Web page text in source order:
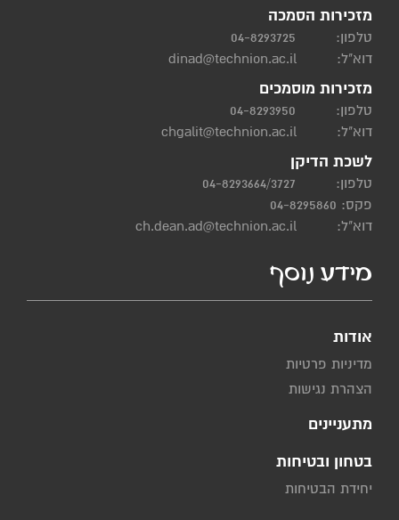
מזכירות הסמכה
טלפון:
04-8293725
דוא"ל:
dinad@technion.ac.il
מזכירות מוסמכים
טלפון:
04-8293950
דוא"ל:
chgalit@technion.ac.il
לשכת הדיקן
טלפון:
04-8293664/3727
פקס: 04-8295860
דוא"ל:
ch.dean.ad@technion.ac.il
מידע נוסף
אודות
מדיניות פרטיות
הצהרת נגישות
מתעניינים
בטחון ובטיחות
יחידת הבטיחות